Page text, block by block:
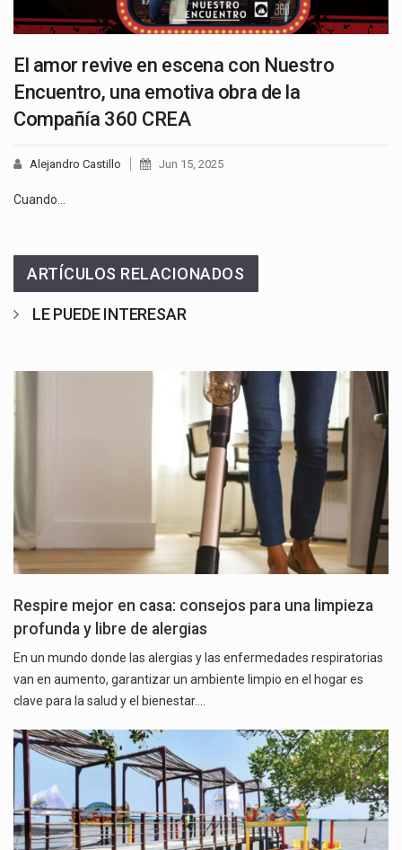
El amor revive en escena con Nuestro
Encuentro, una emotiva obra de la
Compañía 360 CREA
Alejandro Castillo Jun 15, 2025
Cuando…
ARTÍCULOS RELACIONADOS
LE PUEDE INTERESAR
Respire mejor en casa: consejos para una limpieza
profunda y libre de alergias
En un mundo donde las alergias y las enfermedades respiratorias
van en aumento, garantizar un ambiente limpio en el hogar es
clave para la salud y el bienestar.…